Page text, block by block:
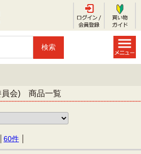
会) 商品一覧
60件